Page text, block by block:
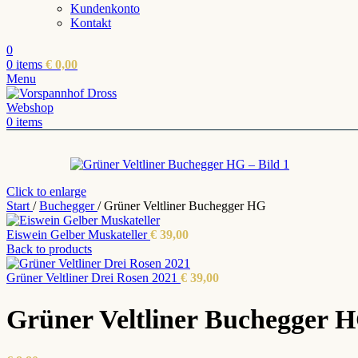
Kundenkonto
Kontakt
0
0 items € 0,00
Menu
0 items
Click to enlarge
Start / Buchegger/ Grüner Veltliner Buchegger HG
Eiswein Gelber Muskateller€ 39,00
Back to products
Grüner Veltliner Drei Rosen 2021 € 39,00
Grüner Veltliner Buchegger